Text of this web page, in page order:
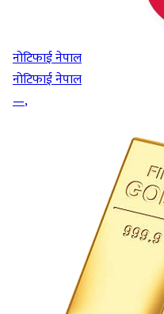
नोटिफाई नेपाल
नोटिफाई नेपाल
—,